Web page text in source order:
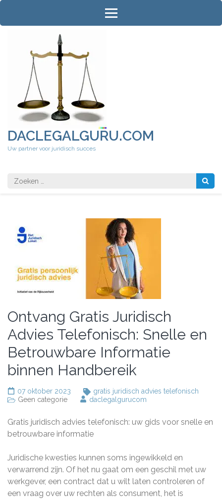
Ga
inhoud
DACLEGALGURU.COM
Uw partner voor juridisch succes
Zoeken
naar:
Ontvang Gratis Juridisch
Advies Telefonisch: Snelle en
Betrouwbare Informatie
binnen Handbereik
07 oktober 2023
gratis juridisch advies telefonisch
Geen categorie
daclegalgurucom
Gratis juridisch advies telefonisch: uw gids voor snelle en
betrouwbare informatie
Juridische kwesties kunnen soms ingewikkeld en
verwarrend zijn. Of het nu gaat om een geschil met uw
werkgever, een contract dat u wilt laten controleren of
een vraag over uw rechten als consument, het is